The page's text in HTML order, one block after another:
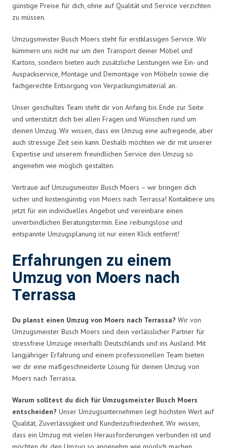
günstige Preise für dich, ohne auf Qualität und Service verzichten
zu müssen.
Umzugsmeister Busch Moers steht für erstklassigen Service. Wir
kümmern uns nicht nur um den Transport deiner Möbel und
Kartons, sondern bieten auch zusätzliche Leistungen wie Ein- und
Auspackservice, Montage und Demontage von Möbeln sowie die
fachgerechte Entsorgung von Verpackungsmaterial an.
Unser geschultes Team steht dir von Anfang bis Ende zur Seite
und unterstützt dich bei allen Fragen und Wünschen rund um
deinen Umzug. Wir wissen, dass ein Umzug eine aufregende, aber
auch stressige Zeit sein kann. Deshalb möchten wir dir mit unserer
Expertise und unserem freundlichen Service den Umzug so
angenehm wie möglich gestalten.
Vertraue auf Umzugsmeister Busch Moers – wir bringen dich
sicher und kostengünstig von Moers nach Terrassa! Kontaktiere uns
jetzt für ein individuelles Angebot und vereinbare einen
unverbindlichen Beratungstermin. Eine reibungslose und
entspannte Umzugsplanung ist nur einen Klick entfernt!
Erfahrungen zu einem
Umzug von Moers nach
Terrassa
Du planst einen Umzug von Moers nach Terrassa? Wir von
Umzugsmeister Busch Moers sind dein verlässlicher Partner für
stressfreie Umzüge innerhalb Deutschlands und ins Ausland. Mit
langjähriger Erfahrung und einem professionellen Team bieten
wir dir eine maßgeschneiderte Lösung für deinen Umzug von
Moers nach Terrassa.
Warum solltest du dich für Umzugsmeister Busch Moers
entscheiden? Unser Umzugsunternehmen legt höchsten Wert auf
Qualität, Zuverlässigkeit und Kundenzufriedenheit. Wir wissen,
dass ein Umzug mit vielen Herausforderungen verbunden ist und